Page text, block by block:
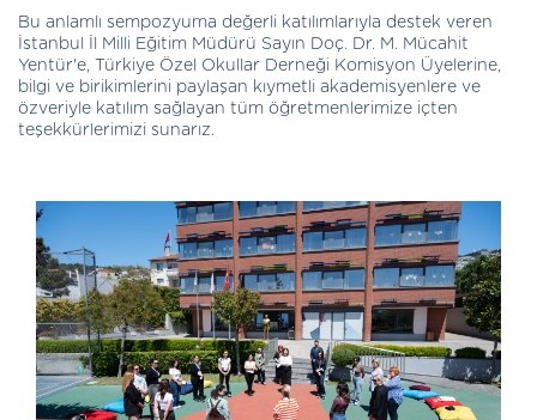
Bu anlamlı sempozyuma değerli katılımlarıyla destek veren
İstanbul İl Milli Eğitim Müdürü Sayın Doç. Dr. M. Mücahit
Yentür'e, Türkiye Özel Okullar Derneği Komisyon Üyelerine,
bilgi ve birikimlerini paylaşan kıymetli akademisyenlere ve
özveriyle katılım sağlayan tüm öğretmenlerimize içten
teşekkürlerimizi sunarız.